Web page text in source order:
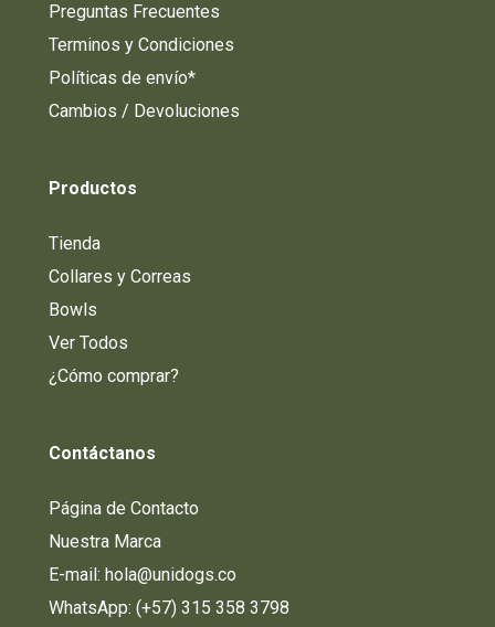
Preguntas Frecuentes
Terminos y Condiciones
Políticas de envío*
Cambios / Devoluciones
Productos
Tienda
Collares y Correas
Bowls
Ver Todos
¿Cómo comprar?
Contáctanos
Página de Contacto
Nuestra Marca
E-mail: hola@unidogs.co
WhatsApp: (+57) 315 358 3798